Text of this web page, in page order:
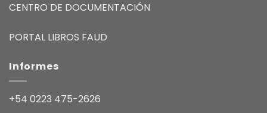
CENTRO DE DOCUMENTACIÓN
PORTAL LIBROS FAUD
Informes
+54 0223 475-2626